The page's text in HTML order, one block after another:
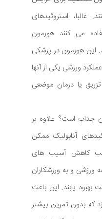
غالبا، استروئیدهای
می کنند هورمون
این هورمون در پزشکی
ورزشی یکی از آنها
یا درمان موضعی
جذاب است؟ علاوه بر
آنابولیک ممکن
کاهش آسیب های
و به ورزشکاران
یابند. این باعث
که بدون تمرین بیشتر